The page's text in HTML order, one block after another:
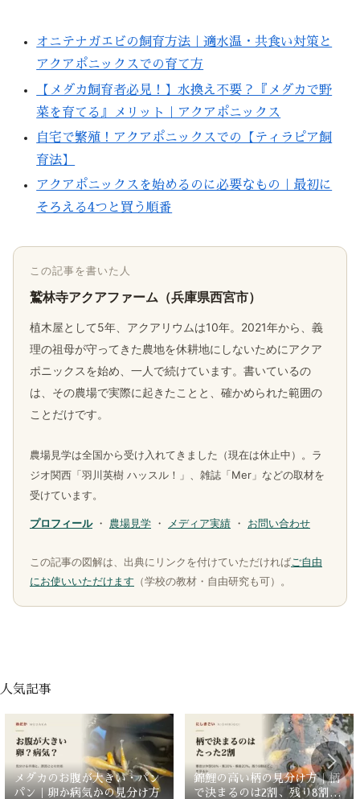
オニテナガエビの飼育方法｜適水温・共食い対策と
アクアポニックスでの育て方
【メダカ飼育者必見！】水換え不要？『メダカで野
菜を育てる』メリット｜アクアポニックス
自宅で繁殖！アクアポニックスでの【ティラピア飼
育法】
アクアポニックスを始めるのに必要なもの｜最初に
そろえる4つと買う順番
この記事を書いた人
鷲林寺アクアファーム（兵庫県西宮市）
植木屋として5年、アクアリウムは10年。2021年から、義
理の祖母が守ってきた農地を休耕地にしないためにアクア
ポニックスを始め、一人で続けています。書いているの
は、その農場で実際に起きたことと、確かめられた範囲の
ことだけです。
農場見学は全国から受け入れてきました（現在は休止中）。ラ
ジオ関西「羽川英樹 ハッスル！」、雑誌「Mer」などの取材を
受けています。
プロフィール・ 農場見学 ・ メディア実績 ・ お問い合わせ
この記事の図解は、出典にリンクを付けていただければ ご自由
にお使いいただけます （学校の教材・自由研究も可）。
人気記事
メダカのお腹が大きい・パン
パン｜卵か病気かの見分け方
錦鯉の高い柄の見分け方｜柄
で決まるのは2割、残り8割は